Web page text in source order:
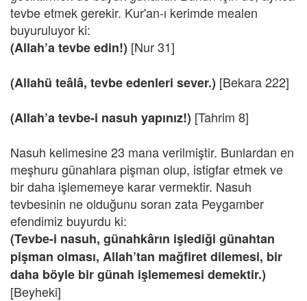
tevbe etmek gerekir. Kur'an-ı kerimde mealen
buyuruluyor ki:
(Allah’a tevbe edin!) [Nur 31]
(Allahü teâlâ, tevbe edenleri sever.) [Bekara 222]
(Allah’a tevbe-i nasuh yapınız!) [Tahrim 8]
Nasuh kelimesine 23 mana verilmiştir. Bunlardan en
meşhuru günahlara pişman olup, istigfar etmek ve
bir daha işlememeye karar vermektir. Nasuh
tevbesinin ne olduğunu soran zata Peygamber
efendimiz buyurdu ki:
(Tevbe-i nasuh, günahkârın işlediği günahtan
pişman olması, Allah’tan mağfiret dilemesi, bir
daha böyle bir günah işlememesi demektir.)
[Beyheki]